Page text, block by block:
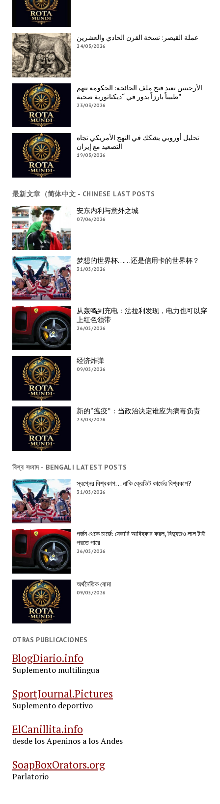
عملة القيصر: نسخة القرن الحادي والعشرين
24/03/2026
الأرجنتين تعيد فتح ملف الجائحة: الحكومة تتهم
طبيباً بارزاً بدور في “ديكتاتورية صحية”
23/03/2026
تحليل أوروبي يشكك في النهج الأمريكي تجاه
التصعيد مع إيران
19/03/2026
最新文章（简体中文 - CHINESE LAST POSTS
安东内利与意外之城
07/06/2026
梦想的世界杯……还是信用卡的世界杯？
31/05/2026
从轰鸣到充电：法拉利发现，电力也可以穿
上红色领带
26/05/2026
经济炸弹
09/05/2026
新的“瘟疫”：当政治决定谁应为病毒负责
23/03/2026
বিশ্ব সংবাদ - BENGALI LATEST POSTS
স্বপ্নের বিশ্বকাপ… নাকি ক্রেডিট কার্ডের বিশ্বকাপ?
31/05/2026
গর্জন থেকে চার্জে: ফেরারি আবিষ্কার করল, বিদ্যুতও লাল টাই
পরতে পারে
26/05/2026
অর্থনৈতিক বোমা
09/05/2026
OTRAS PUBLICACIONES
BlogDiario.info
Suplemento multilingua
SportJournal.Pictures
Suplemento deportivo
ElCanillita.info
desde los Apeninos a los Andes
SoapBoxOrators.org
Parlatorio